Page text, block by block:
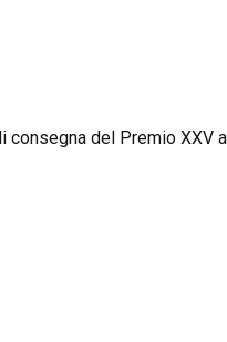
consegna del Premio XXV